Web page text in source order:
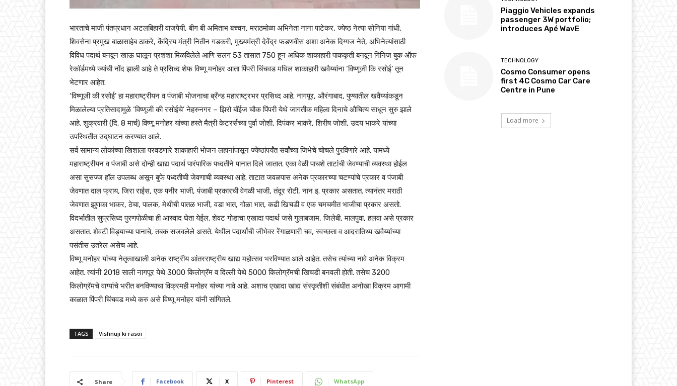
भारताचे माजी पंतप्रधान अटलबिहारी वाजपेयी, बीग बी अमिताभ बच्चन, मराठमोळा अभिनेता नाना पाटेकर, ज्येष्ठ नेत्या सोनिया गांधी,
शिवसेना प्रमुख बाळासाहेब ठाकरे, केंद्रिय मंत्री नितीन गडकरी, मुख्यमंत्री देवेंद्र फडणवीस अशा अनेक दिग्गज नेते, अभिनेत्यांसाठी
विविध पदार्थ बनवून खाऊ घालून प्रशंशा मिळविलेले आणि सलग 53 तासात 750 हून अधिक शाकाहारी पाककृती बनवून गिनिज बुक ऑफ
रेकॉर्डमध्ये ज्यांची नोंद झाली आहे ते प्रसिध्द शेफ विष्णू मनोहर आता पिंपरी चिंचवड मधिल शाकाहारी खवैय्यांना ‘विष्णूजी कि रसोई’ तून
भेटणार आहेत.
‘विष्णूजी की रसोई’ हा महाराष्ट्रीयन व पंजाबी भोजनाचा ब्रँन्ड महाराष्ट्रभर प्रसिध्द आहे. नागपूर, औरंगाबाद, पुण्यातील खवैय्यांकडून
मिळालेल्या प्रतिसादामुळे ‘विष्णूजी की रसोईचे’ नेहरुनगर – झिरो बॉईज चौक पिंपरी येथे जागतीक महिला दिनाचे औचित्य साधून सुरु झाले
आहे. शुक्रवारी (दि. 8 मार्च) विष्णू मनोहर यांच्या हस्ते मैत्री केटरर्सच्या पुर्वा जोशी, दिपंकर भाकरे, शिरीष जोशी, उदय भाकरे यांच्या
उपस्थितीत उद्‌घाटन करण्यात आले.
सर्व सामान्य लोकांच्या खिशाला परवडणारे शाकाहारी भोजन लहानांपासून ज्येष्ठांपर्यंत सर्वांच्या जिभेचे चोचले पुरविणारे आहे. यामध्ये
महाराष्ट्रीयन व पंजाबी असे दोन्ही खाद्य पदार्थ पारंपारिक पध्दतीने पानात दिले जातात. एका वेळी पाचशे ताटांची जेवण्याची व्यवस्था होईल
असा सुसज्ज हॉल उपलब्ध असून बुफे पध्दतीची जेवणाची व्यवस्था आहे. ताटात जवळपास अनेक प्रकारच्या चटण्यांचे प्रकार व पंजाबी
जेवणात दाल फ्राय, जिरा राईस, एक पनीर भाजी, पंजाबी प्रकारची वेगळी भाजी, तंदूर रोटी, नान इ. प्रकार असतात. त्यानंतर मराठी
जेवणात झुणका भाकर, ठेचा, पालक, मेथीची पातळ भाजी, वडा भात, गोळा भात, कढी खिचडी व एक चमचमीत भाजीचा प्रकार असतो.
विदर्भातील सुप्रसिध्द पुरणपोळीचा ही आस्वाद घेता येईल. शेवट गोडाचा एखादा पदार्थ जसे गुलाबजाम, जिलेबी, मालपुवा, हलवा असे प्रकार
असतात. शेवटी विड्याच्या पानाचे, तबक सजवलेले असते. येथील पदार्थांची जीभेवर रेंगाळणारी चव, स्वच्छता व आदरातिथ्य खवैय्यांच्या
पसंतीस उतरेल असेच आहे.
विष्णू मनोहर यांच्या नेतृत्वाखाली अनेक राष्ट्रीय आंतरराष्ट्रीय खाद्य महोत्सव भरविण्यात आले आहेत. तसेच त्यांच्या नावे अनेक विक्रम
आहेत. त्यांनी 2018 साली नागपूर येथे 3000 किलोग्रॅम व दिल्ली येथे 5000 किलोग्रॅमची खिचडी बनवली होती. तसेच 3200
किलोग्रॅमचे वाग्यांचे भरीत बनविण्याचा विक्रमही मनोहर यांच्या नावे आहे. अशाच एखादा खाद्य संस्कृतीशी संबंधीत अनोखा विक्रम आगामी
काळात पिंपरी चिंचवड मध्ये करु असे विष्णू मनोहर यांनी सांगितले.
TAGS Vishnuji ki rasoi
Share Facebook X Pinterest WhatsApp
Piaggio Vehicles expands
passenger 3W portfolio;
introduces Apé WavE
TECHNOLOGY
Cosmo Consumer opens
first 4C Cosmo Car Care
Centre in Pune
Load more